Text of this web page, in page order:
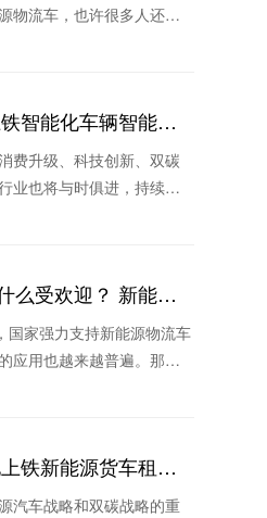
物流车，也许很多人还不
智能化车辆智能化
费升级、科技创新、双碳
业也将与时俱进，持续保
么受欢迎？ 新能源
国家强力支持新能源物流车
应用也越来越普遍。那
汽车战略和双碳战略的重